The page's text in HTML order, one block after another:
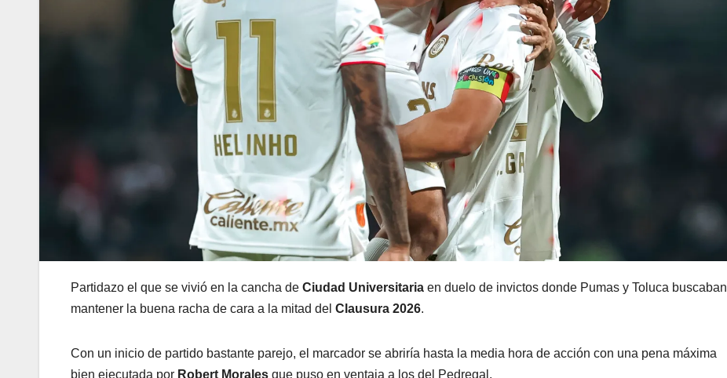
Partidazo el que se vivió en la cancha de Ciudad Universitaria en duelo de invictos donde Pumas y Toluca buscaban
mantener la buena racha de cara a la mitad del Clausura 2026.
Con un inicio de partido bastante parejo, el marcador se abriría hasta la media hora de acción con una pena máxima
bien ejecutada por Robert Morales que puso en ventaja a los del Pedregal.